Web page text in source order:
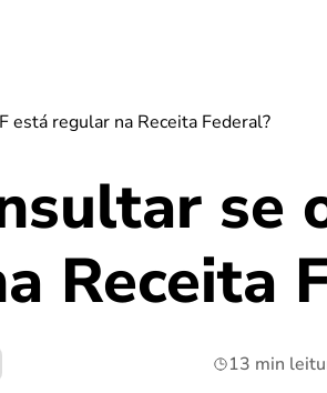
está regular na Receita Federal?
se
Receita
13 min